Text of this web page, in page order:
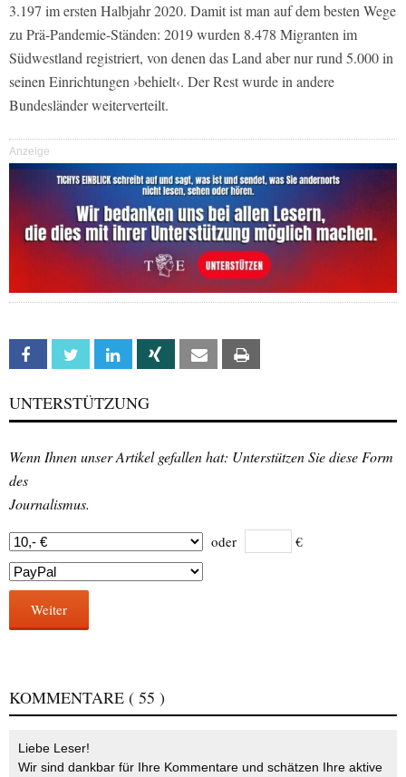
3.197 im ersten Halbjahr 2020. Damit ist man auf dem besten Wege
zu Prä-Pandemie-Ständen: 2019 wurden 8.478 Migranten im
Südwestland registriert, von denen das Land aber nur rund 5.000 in
seinen Einrichtungen ›behielt‹. Der Rest wurde in andere
Bundesländer weiterverteilt.
Anzeige
Facebook Twitter Linkedin Xing Email
UNTERSTÜTZUNG
Wenn Ihnen unser Artikel gefallen hat: Unterstützen Sie diese Form
des
Journalismus.
oder €
Weiter
KOMMENTARE ( 55 )
Liebe Leser!
Wir sind dankbar für Ihre Kommentare und schätzen Ihre aktive